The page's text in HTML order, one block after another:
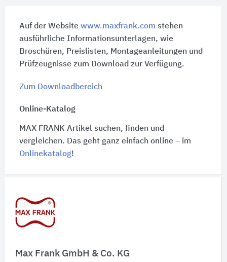
Max Frank GmbH & Co. KG
Auf der Website www.maxfrank.com stehen
ausführliche Informationsunterlagen, wie
Broschüren, Preislisten, Montageanleitungen und
Prüfzeugnisse zum Download zur Verfügung.
Zum Downloadbereich
Online-Katalog
MAX FRANK Artikel suchen, finden und
vergleichen. Das geht ganz einfach online – im
Onlinekatalog!
Schnelleinstiege